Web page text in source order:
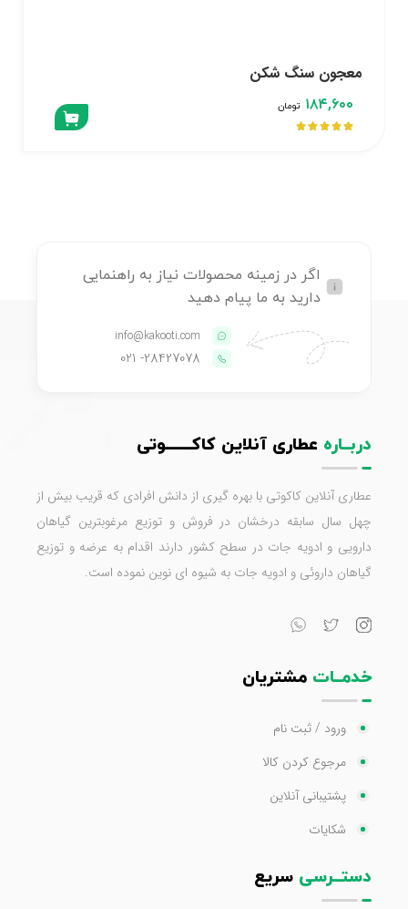
معجون سنگ شکن
۱۸۴,۶۰۰ تومان





اگر در زمینه محصولات نیاز به راهنمایی
دارید به ما پیام دهید
info@kakooti.com
28427078
- 021
دربــاره عطاری آنلاین کاکـــــــوتی
عطاری آنلاین کاکوتی با بهره گیری از دانش افرادی که قریب بیش از
چهل سال سابقه درخشان در فروش و توزیع مرغوبترین گیاهان
دارویی و ادویه جات در سطح کشور دارند اقدام به عرضه و توزیع
گیاهان داروئی و ادویه جات به شیوه ای نوین نموده است.
خدمــات مشتریان
ورود / ثبت نام
مرجوع کردن کالا
پشتیبانی آنلاین
شکایات
دستــرسی سریع